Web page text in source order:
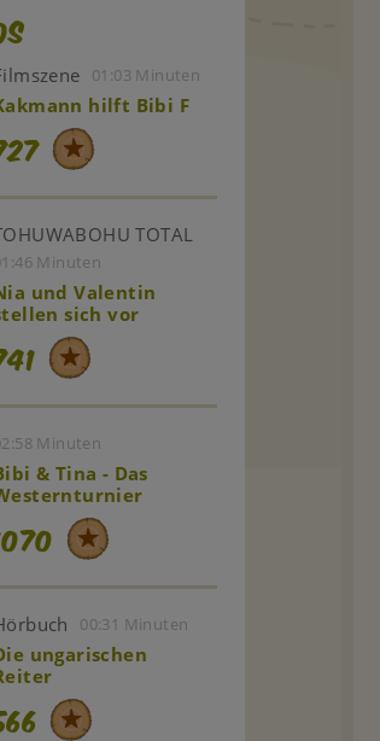
01:03 Minuten
hilft Bibi F
TOTAL
Minuten
und Valentin
sich vor
Minuten
& Tina - Das
00:31 Minuten
ungarischen